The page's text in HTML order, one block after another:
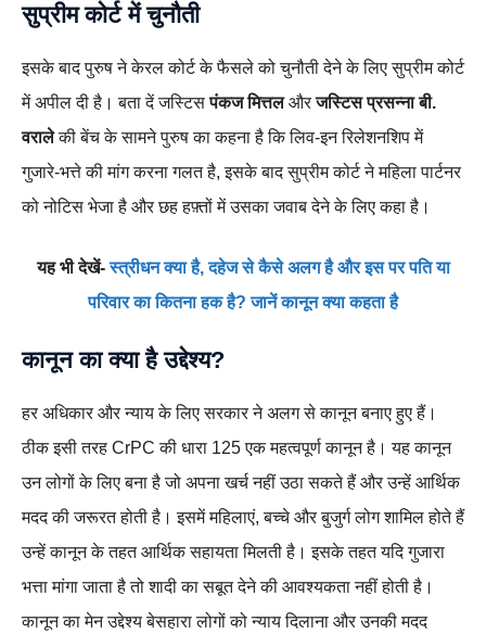
सुप्रीम कोर्ट में चुनौती
इसके बाद पुरुष ने केरल कोर्ट के फैसले को चुनौती देने के लिए सुप्रीम कोर्ट
में अपील दी है। बता दें जस्टिसपंकज मित्तलऔरजस्टिस प्रसन्ना बी.
वरालेकी बेंच के सामने पुरुष का कहना है कि लिव-इन रिलेशनशिप में
गुजारे-भत्ते की मांग करना गलत है, इसके बाद सुप्रीम कोर्ट ने महिला पार्टनर
को नोटिस भेजा है और छह हफ़्तों में उसका जवाब देने के लिए कहा है।
यह भी देखें-स्त्रीधन क्या है, दहेज से कैसे अलग है और इस पर पति या
परिवार का कितना हक है? जानें कानून क्या कहता है
कानून का क्या है उद्देश्य?
हर अधिकार और न्याय के लिए सरकार ने अलग से कानून बनाए हुए हैं।
ठीक इसी तरह CrPC की धारा 125 एक महत्वपूर्ण कानून है। यह कानून
उन लोगों के लिए बना है जो अपना खर्च नहीं उठा सकते हैं और उन्हें आर्थिक
मदद की जरूरत होती है। इसमें महिलाएं, बच्चे और बुजुर्ग लोग शामिल होते हैं
उन्हें कानून के तहत आर्थिक सहायता मिलती है। इसके तहत यदि गुजारा
भत्ता मांगा जाता है तो शादी का सबूत देने की आवश्यकता नहीं होती है।
कानून का मेन उद्देश्य बेसहारा लोगों को न्याय दिलाना और उनकी मदद